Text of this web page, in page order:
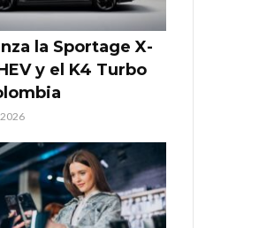
la Sportage X-
y el K4 Turbo